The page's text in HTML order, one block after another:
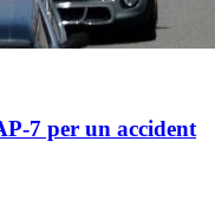
7 per un accident